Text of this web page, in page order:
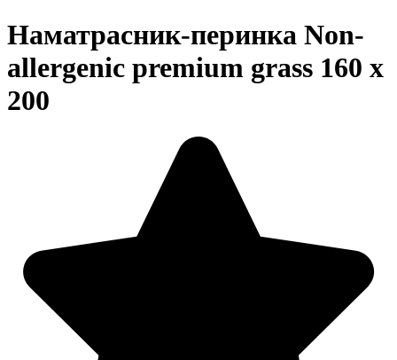
Наматрасник-перинка Non-
allergenic premium grass 160 х
200